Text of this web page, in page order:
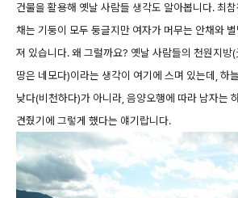
건물을 활용해 옛날 사람들 생각도 알아봅니다. 최
채는 기둥이 모두 둥글지만 여자가 머무는 안채와
져 있습니다. 왜 그럴까요? 옛날 사람들의 천원지
땅은 네모다)이라는 생각이 여기에 스며 있는데, 하
낮다(비천하다)가 아니라, 음양오행에 따라 남자는
견줬기에 그렇게 했다는 얘기랍니다.